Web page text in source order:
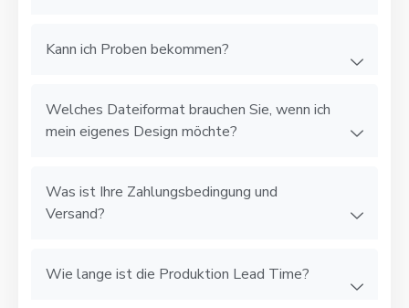
Kann ich Proben bekommen?
Welches Dateiformat brauchen Sie, wenn ich
mein eigenes Design möchte?
Was ist Ihre Zahlungsbedingung und
Versand?
Wie lange ist die Produktion Lead Time?